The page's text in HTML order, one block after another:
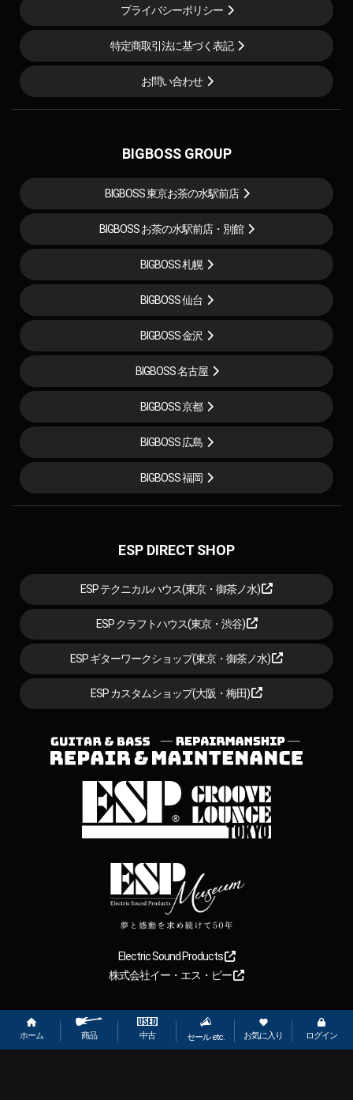
ホーム 商品 中古 セール etc. お気に入り ログイン
プライバシーポリシー
特定商取引法に基づく表記
お問い合わせ
BIGBOSS GROUP
BIGBOSS 東京お茶の水駅前店
BIGBOSS お茶の水駅前店・別館
BIGBOSS 札幌
BIGBOSS 仙台
BIGBOSS 金沢
BIGBOSS 名古屋
BIGBOSS 京都
BIGBOSS 広島
BIGBOSS 福岡
ESP DIRECT SHOP
ESP テクニカルハウス(東京・御茶ノ水)
ESP クラフトハウス(東京・渋谷)
ESP ギターワークショップ(東京・御茶ノ水)
ESP カスタムショップ(大阪・梅田)
Electric Sound Products
株式会社イー・エス・ピー
Copyright 2026【ESP直営】BIGBOSS オンラインマーケット(ギター＆
ベース). All rights reserved.